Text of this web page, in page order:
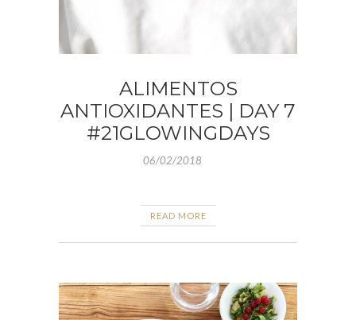
ALIMENTOS
ANTIOXIDANTES | DAY 7
#21GLOWINGDAYS
06/02/2018
READ MORE